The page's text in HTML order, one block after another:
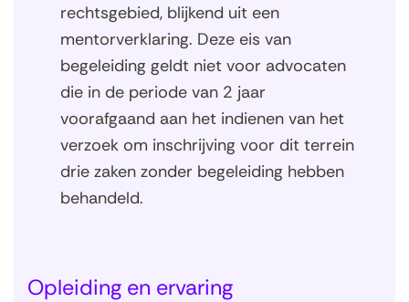
rechtsgebied, blijkend uit een
mentorverklaring. Deze eis van
begeleiding geldt niet voor advocaten
die in de periode van 2 jaar
voorafgaand aan het indienen van het
verzoek om inschrijving voor dit terrein
drie zaken zonder begeleiding hebben
behandeld.
Opleiding en ervaring